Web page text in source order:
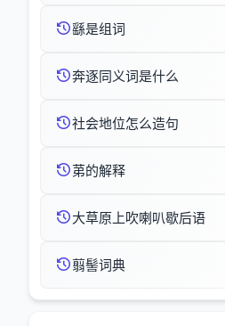
繇是组词
奔逐同义词是什么
社会地位怎么造句
苐的解释
大草原上吹喇叭歇后语
翦髻词典